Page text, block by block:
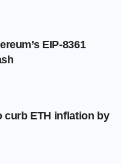
EIP-8361
curb ETH inflation by